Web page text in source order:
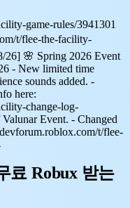
game-rules/3941301
t/flee-the-facility-
26] 🌸 Spring 2026 Event
- New limited time
sounds added. -
here:
change-log-
Event. - Changed
t/flee-
료 Robux 받는